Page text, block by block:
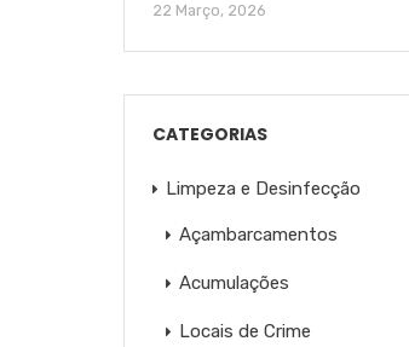
22 Março, 2026
CATEGORIAS
Limpeza e Desinfecção
Açambarcamentos
Acumulações
Locais de Crime